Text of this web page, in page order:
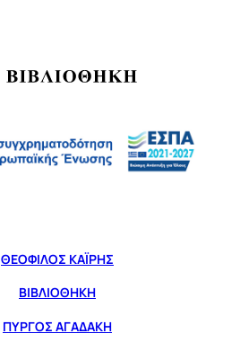
ΘΕΟΦΙΛΟΣ ΚΑΪΡΗΣ
ΒΙΒΛΙΟΘΗΚΗ
ΠΥΡΓΟΣ ΑΓΑΔΑΚΗ